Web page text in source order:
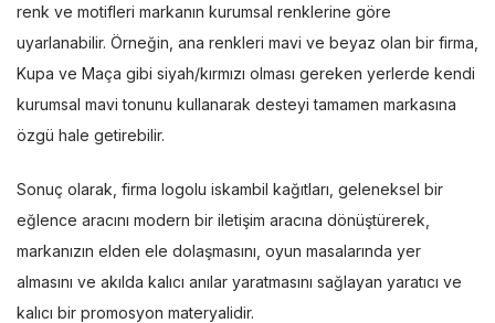
renk ve motifleri markanın kurumsal renklerine göre
uyarlanabilir. Örneğin, ana renkleri mavi ve beyaz olan bir firma,
Kupa ve Maça gibi siyah/kırmızı olması gereken yerlerde kendi
kurumsal mavi tonunu kullanarak desteyi tamamen markasına
özgü hale getirebilir.
Sonuç olarak, firma logolu iskambil kağıtları, geleneksel bir
eğlence aracını modern bir iletişim aracına dönüştürerek,
markanızın elden ele dolaşmasını, oyun masalarında yer
almasını ve akılda kalıcı anılar yaratmasını sağlayan yaratıcı ve
kalıcı bir promosyon materyalidir.